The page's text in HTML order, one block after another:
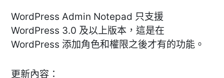
WordPress Admin Notepad 只支援
WordPress 3.0 及以上版本，這是在
WordPress 添加角色和權限之後才有的功能。
更新內容：